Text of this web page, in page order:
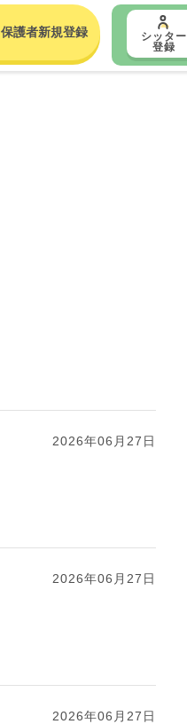
保護者新規登録
シッター
登録
2026年06月27日
2026年06月27日
2026年06月27日